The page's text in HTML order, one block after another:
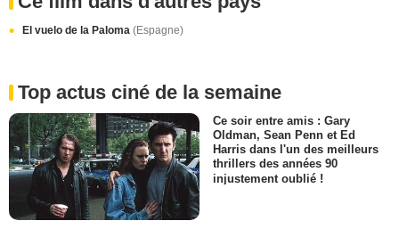
El vuelo de la Paloma (Espagne)
Top actus ciné de la semaine
Ce soir entre amis : Gary
Oldman, Sean Penn et Ed
Harris dans l'un des meilleurs
thrillers des années 90
injustement oublié !